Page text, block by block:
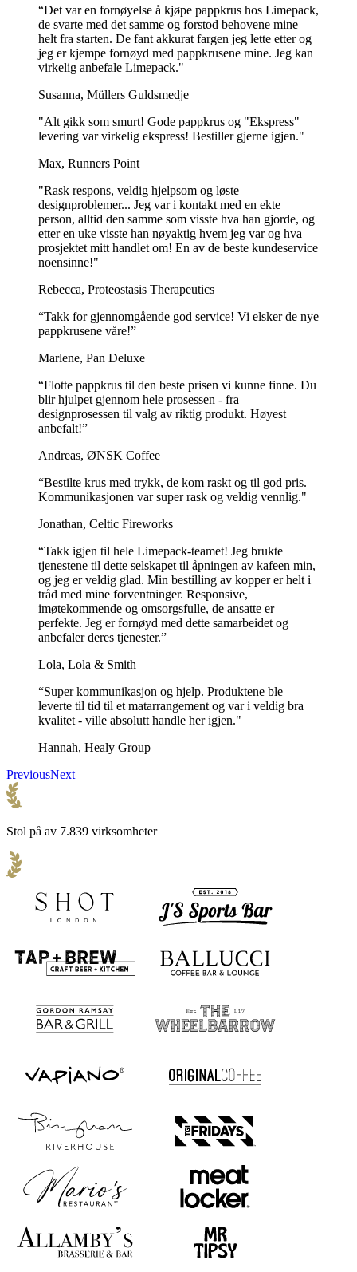
Denne fleksibiliteten i størrelsesalternativene sikrer at alle kunders
behov blir dekket, uansett hvor stort eller lite is- eller gelatosuget er.
Med disse ulike størrelsene kan iskremmerket ditt tilfredsstille alle,
noe som gjør det til et allsidig valg for alle iskremelskere der ute.
Plantebaserte BIO-iskrembegre: En
miljøvennlig løsning
For bedrifter som ønsker å være miljøbevisste, er biologisk
nedbrytbare isbeger med PLA-belegg et utmerket valg.
komposterbart materiale som er et miljøvennlig alternativ til PE-
Begrene kan trykkes med valgfri farge og design, noe som gjør dem
miljøansvar med merkevaresynlighet.
Isbeger med eget trykk og lokk: Optimal
produktreklame
Når det gjelder servering av iskrem på en måte som sikrer at
produktet er friskt og beskyttet mot forurensning, samtidig som det
tilfører et sofistikert preg, er iskremglass med eget trykk og lokk det
beste valget.
Disse iskrembegrene er et utmerket valg for servering av iskrem,
siden de ikke bare bevarer kvaliteten, men også forbedrer
presentasjonen.
I tillegg kan de fryses ned i opptil 6 måneder, noe som sikrer
kundene lenge etter at den er laget, uten at det går ut over smak eller
kvalitet.
mengder eller som har sesongbaserte smaker.
Ved å fryse ned iskremen i disse beholderne kan de sikre at
produktet alltid er tilgjengelig, uavhengig av årstid eller
Maksimal synlighet for varemerket
Disse isbegrene kan trykkes rundt i alle farger, noe som gir en
utmerket mulighet til å fremheve varemerket ditt.
kan skape et design som virkelig gjenspeiler merkevarens identitet.
Til og med dekslene på disse karene kan trykkes, noe som gir ekstra
Det betyr at du kan utnytte plassen på karene fullt ut til å inkorporere
Du kan velge å gjenta designet på iskrembegrene, eller du kan bruke
denne plassen til å gi tilleggsinformasjon om isen, for eksempel om
ingrediensene, næringsinnhold eller til og med en morsom
opplysning om varemerket ditt!
På denne måten blir iskrembegrene ikke bare iskrembeholdere, men
kundene dine og forsterke merkevarens image.
“Det var en fornøyelse å kjøpe pappkrus hos Limepack,
de svarte med det samme og forstod behovene mine
helt fra starten. De fant akkurat fargen jeg lette etter og
jeg er kjempe fornøyd med pappkrusene mine. Jeg kan
virkelig anbefale Limepack."
Susanna, Müllers Guldsmedje
"Alt gikk som smurt! Gode pappkrus og "Ekspress"
levering var virkelig ekspress! Bestiller gjerne igjen."
Max, Runners Point
"Rask respons, veldig hjelpsom og løste
designproblemer... Jeg var i kontakt med en ekte
person, alltid den samme som visste hva han gjorde, og
etter en uke visste han nøyaktig hvem jeg var og hva
prosjektet mitt handlet om! En av de beste kundeservice
noensinne!"
Rebecca, Proteostasis Therapeutics
“Takk for gjennomgående god service! Vi elsker de nye
pappkrusene våre!”
Marlene, Pan Deluxe
“Flotte pappkrus til den beste prisen vi kunne finne. Du
blir hjulpet gjennom hele prosessen - fra
designprosessen til valg av riktig produkt. Høyest
anbefalt!”
Andreas, ØNSK Coffee
“Bestilte krus med trykk, de kom raskt og til god pris.
Kommunikasjonen var super rask og veldig vennlig."
Jonathan, Celtic Fireworks
“Takk igjen til hele Limepack-teamet! Jeg brukte
tjenestene til dette selskapet til åpningen av kafeen min,
og jeg er veldig glad. Min bestilling av kopper er helt i
tråd med mine forventninger. Responsive,
imøtekommende og omsorgsfulle, de ansatte er
perfekte. Jeg er fornøyd med dette samarbeidet og
anbefaler deres tjenester.”
Lola, Lola & Smith
“Super kommunikasjon og hjelp. Produktene ble
leverte til tid til et matarrangement og var i veldig bra
kvalitet - ville absolutt handle her igjen."
Hannah, Healy Group
PreviousNext
Stol på av 7.839 virksomheter